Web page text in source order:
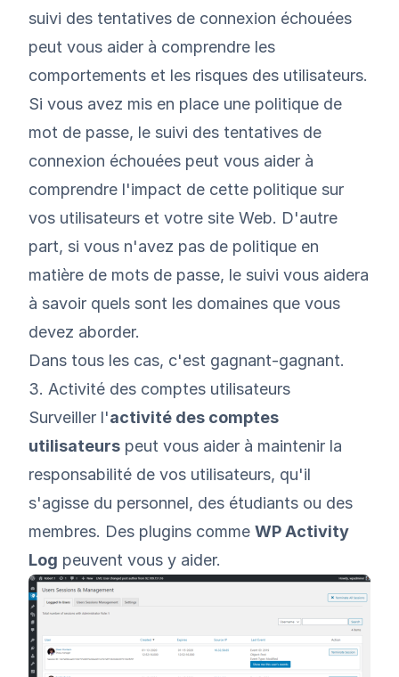
suivi des tentatives de connexion échouées
peut vous aider à comprendre les
comportements et les risques des utilisateurs.
Si vous avez mis en place une politique de
mot de passe, le suivi des tentatives de
connexion échouées peut vous aider à
comprendre l'impact de cette politique sur
vos utilisateurs et votre site Web. D'autre
part, si vous n'avez pas de politique en
matière de mots de passe, le suivi vous aidera
à savoir quels sont les domaines que vous
devez aborder.
Dans tous les cas, c'est gagnant-gagnant.
3. Activité des comptes utilisateurs
Surveiller l'activité des comptes
utilisateurs peut vous aider à maintenir la
responsabilité de vos utilisateurs, qu'il
s'agisse du personnel, des étudiants ou des
membres. Des plugins comme WP Activity
Log peuvent vous y aider.